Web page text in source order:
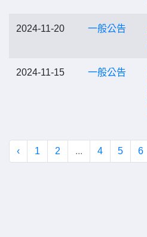
2024-11-20 一般公告
2024-11-15 一般公告
‹ 1 2 ... 4 5 6